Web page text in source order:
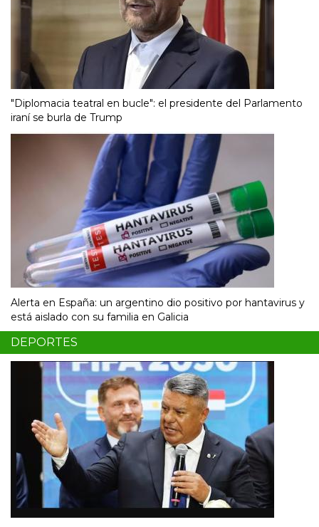
"Diplomacia teatral en bucle": el presidente del Parlamento
iraní se burla de Trump
Alerta en España: un argentino dio positivo por hantavirus y
está aislado con su familia en Galicia
DEPORTES